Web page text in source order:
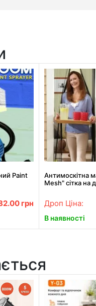
Paint
грн
Антимоскітна
Mesh" сітка на
Дроп Ціна:
В наявності